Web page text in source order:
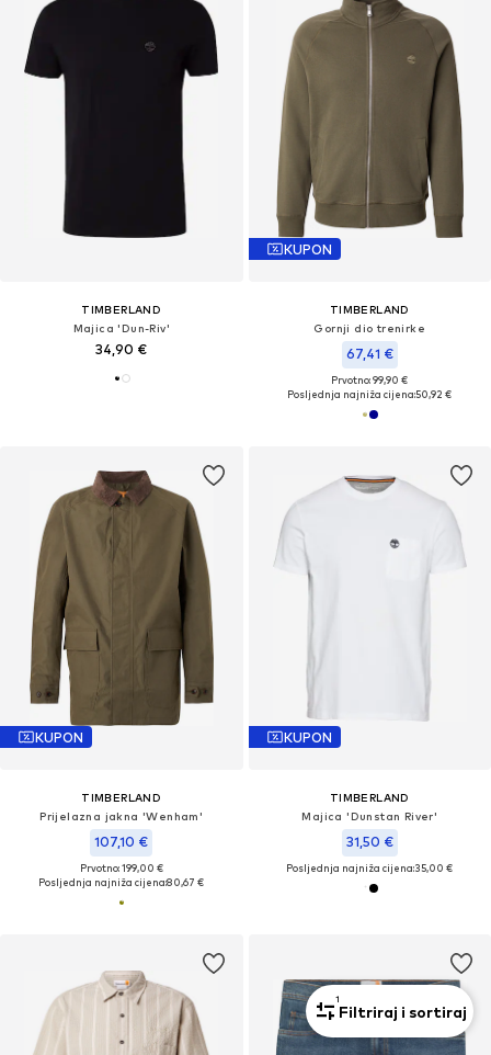
TIMBERLAND
Majica 'Dun-Riv'
34,90 €
KUPON
TIMBERLAND
Gornji dio trenirke
67,41 €
Prvotno: 99,90 €
Posljednja najniža cijena:50,92 €
KUPON
TIMBERLAND
Prijelazna jakna 'Wenham'
107,10 €
Prvotno: 199,00 €
Posljednja najniža cijena:80,67 €
KUPON
TIMBERLAND
Majica 'Dunstan River'
31,50 €
Posljednja najniža cijena:35,00 €
1
Filtriraj i sortiraj